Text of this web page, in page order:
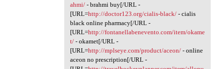
ahmi/- brahmi buy[/URL -
[URL=http://doctor123.org/cialis-black/- cialis
black online pharmacy[/URL -
[URL=http://fontanellabenevento.com/item/okame
t/- okamet[/URL -
[URL=http://mplseye.com/product/aceon/- online
aceon no prescription[/URL -